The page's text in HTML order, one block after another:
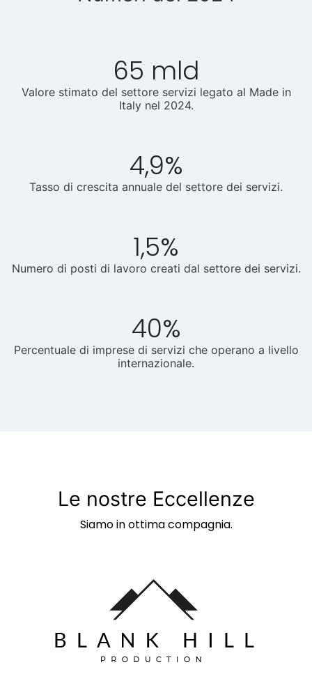
65 mld
Valore stimato del settore servizi legato al Made in
Italy nel 2024.
4,9%
Tasso di crescita annuale del settore dei servizi.
1,5%
Numero di posti di lavoro creati dal settore dei servizi.
40%
Percentuale di imprese di servizi che operano a livello
internazionale.
Le nostre Eccellenze
Siamo in ottima compagnia.